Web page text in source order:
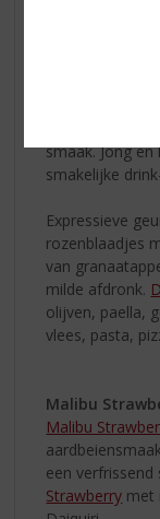
smaak. Jong
smakelijke
Expressieve
rozenblaadjes
van
milde afdronk.
olijven, paella,
vlees, pasta,
Malibu
Malibu
een
Strawberry met